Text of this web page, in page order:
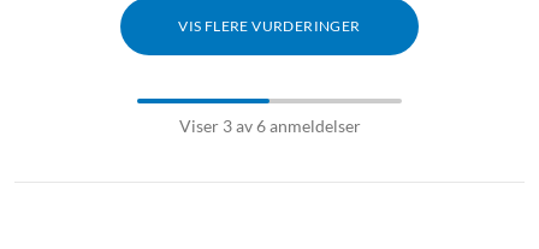
VIS FLERE VURDERINGER
Viser 3 av 6 anmeldelser